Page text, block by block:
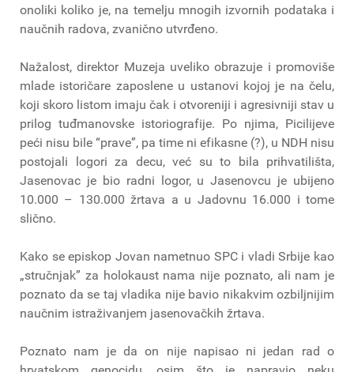
onoliki koliko je, na temelju mnogih izvornih podataka i
naučnih radova, zvanično utvrđeno.
Nažalost, direktor Muzeja uveliko obrazuje i promoviše
mlade istoričare zaposlene u ustanovi kojoj je na čelu,
koji skoro listom imaju čak i otvoreniji i agresivniji stav u
prilog tuđmanovske istoriografije. Po njima, Picilijeve
peći nisu bile “prave”, pa time ni efikasne (?), u NDH nisu
postojali logori za decu, već su to bila prihvatilišta,
Jasenovac je bio radni logor, u Jasenovcu je ubijeno
10.000 – 130.000 žrtava a u Jadovnu 16.000 i tome
slično.
Kako se episkop Jovan nametnuo SPC i vladi Srbije kao
„stručnjak” za holokaust nama nije poznato, ali nam je
poznato da se taj vladika nije bavio nikakvim ozbiljnijim
naučnim istraživanjem jasenovačkih žrtava.
Poznato nam je da on nije napisao ni jedan rad o